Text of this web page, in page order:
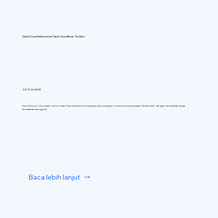
DirectCloud Meluncurkan Paket Cloud Bisnis Tim Baru
22/7/26, 00.00
DirectCloud (Tokyo) akan meluncurkan Team Business untuk layanan penyimpanan cloud korporatnya pada 1 September, dengan menawarkan harga
berdasarkan pengguna.
Baca lebih lanjut